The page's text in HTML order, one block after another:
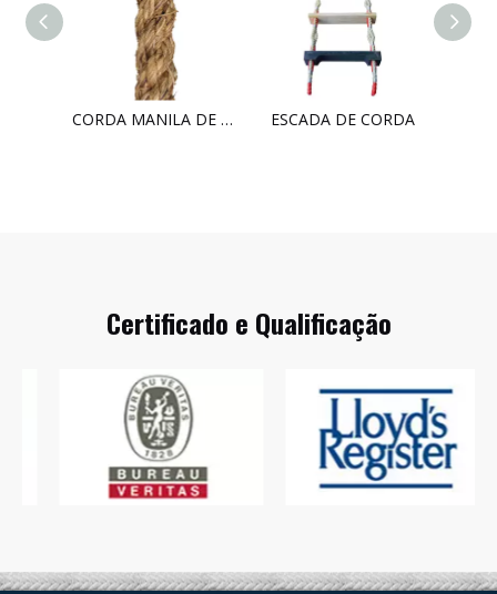
CORDA MANILA DE 3 FIOS ESCADA DE CORDA
Certificado e Qualificação